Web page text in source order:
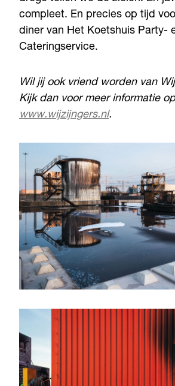
compleet. En precies op tijd
diner van Het Koetshuis Party-
Cateringservice.
Wil jij ook vriend worden van
Kijk dan voor meer informatie op
www.wijzijngers.nl.